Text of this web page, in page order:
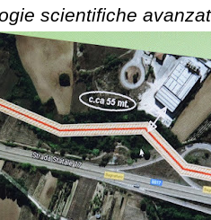
scientifiche